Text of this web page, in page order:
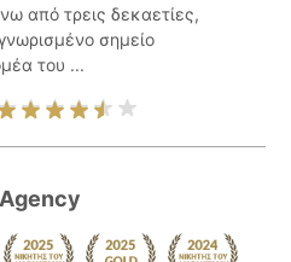
από τρεις δεκαετίες,
σημείο
του ...